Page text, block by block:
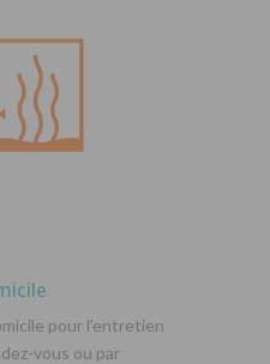
pour l’entretien
vous ou par